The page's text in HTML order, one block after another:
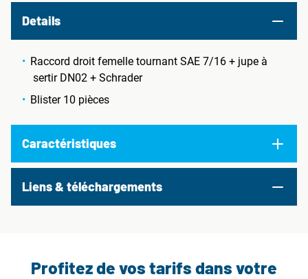
Details
Raccord droit femelle tournant SAE 7/16 + jupe à
sertir DN02 + Schrader
Blister 10 pièces
Caractéristiques
Liens & téléchargements
Profitez de vos tarifs dans votre